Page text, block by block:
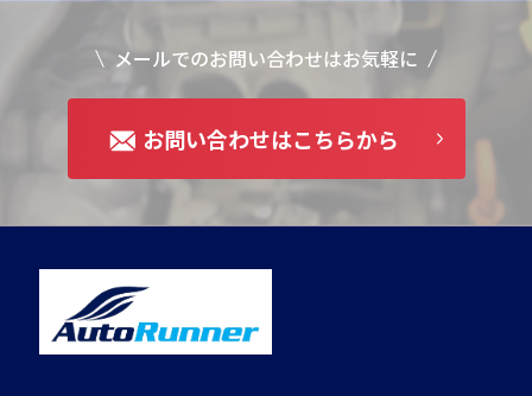
メールでのお問い合わせはお気軽に
お問い合わせはこちらから